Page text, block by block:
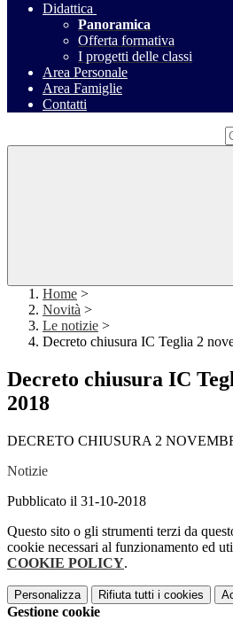
Didattica
Panoramica
Offerta formativa
I progetti delle classi
Area Personale
Area Famiglie
Contatti
Home >
Novità >
Le notizie >
Decreto chiusura IC Teglia 2
Decreto chiusura IC
2018
DECRETO CHIUSURA 2
Notizie
Pubblicato il 31-10-2018
Questo sito o gli strumenti terzi da
cookie necessari al funzionamento ed
COOKIE POLICY.
Personalizza Rifiuta tutti i cookies
Gestione cookie